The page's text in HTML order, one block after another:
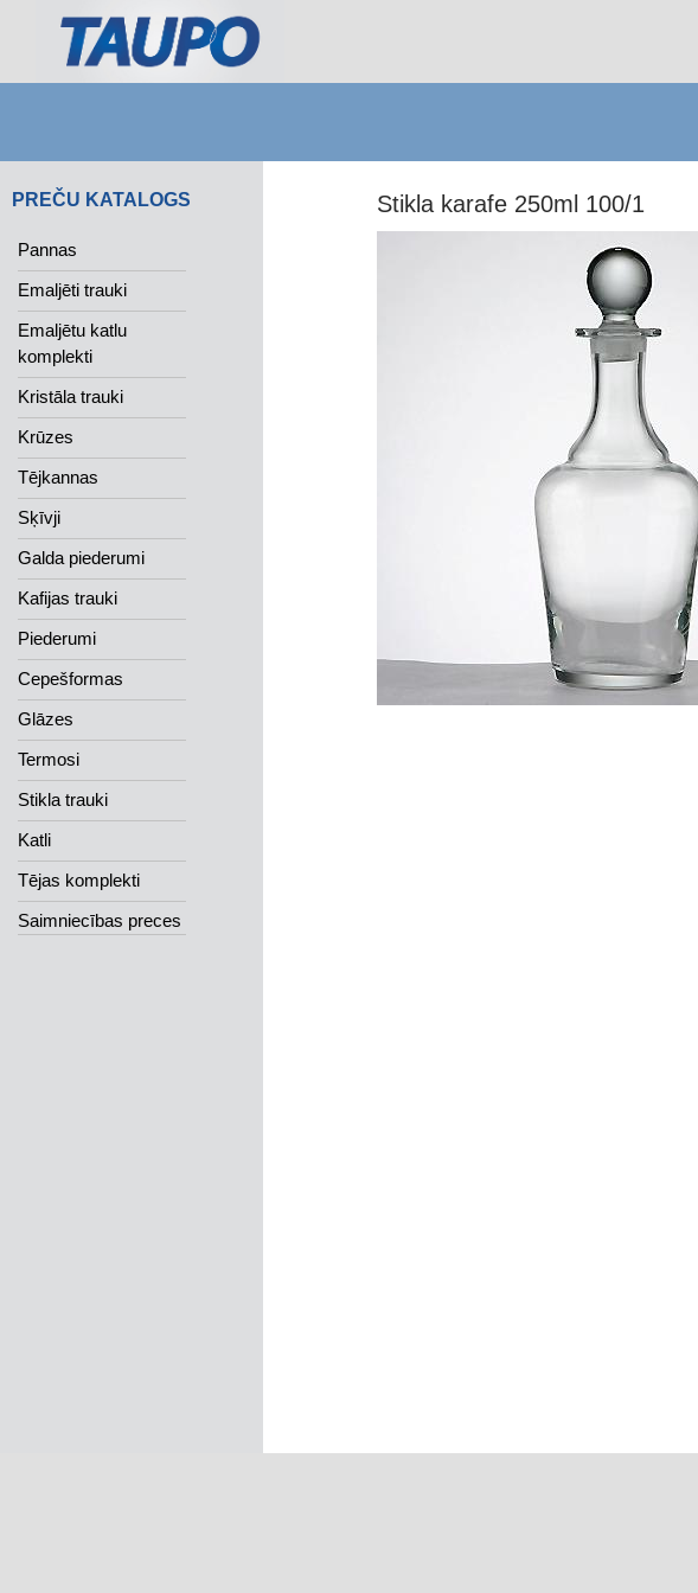
Stikla karafe 250ml 100/1
PREČU KATALOGS
Pannas
Emaljēti trauki
Emaljētu katlu
komplekti
Kristāla trauki
Krūzes
Tējkannas
Sķīvji
Galda piederumi
Kafijas trauki
Piederumi
Cepešformas
Glāzes
Termosi
Stikla trauki
Katli
Tējas komplekti
Saimniecības preces